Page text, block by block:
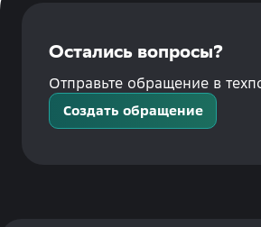
Остались вопросы?
Отправьте обращение в
Создать обращение